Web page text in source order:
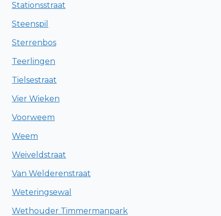
Stationsstraat
Steenspil
Sterrenbos
Teerlingen
Tielsestraat
Vier Wieken
Voorweem
Weem
Weiveldstraat
Van Welderenstraat
Weteringsewal
Wethouder Timmermanpark